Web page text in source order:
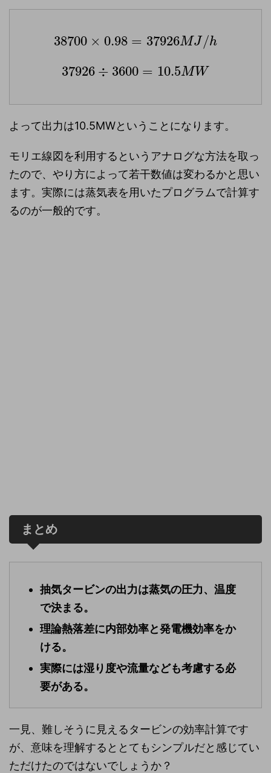
38700 × 0.98 = 37926MJ /h
37926 ÷ 3600 = 10.5M W
よって出力は10.5MWということになります。
モリエ線図を利用するというアナログな方法を取っ
たので、やり方によって若干数値は変わるかと思い
ます。実際には蒸気表を用いたプログラムで計算す
るのが一般的です。
まとめ
抽気タービンの出力は蒸気の圧力、温度
で決まる。
理論熱落差に内部効率と発電機効率をか
ける。
実際には湿り度や流量なども考慮する必
要がある。
一見、難しそうに見えるタービンの効率計算です
が、意味を理解するととてもシンプルだと感じてい
ただけたのではないでしょうか？